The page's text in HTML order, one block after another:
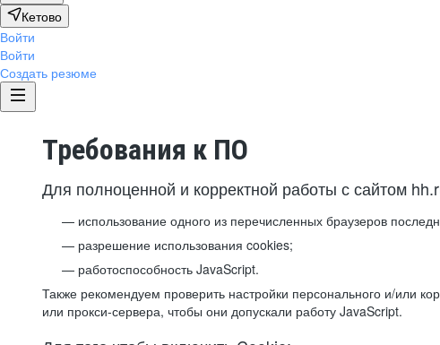
Кетово
Войти
Войти
Создать резюме
Требования к ПО
Для полноценной и корректной работы с сайтом
использование одного из перечисленных браузеров
разрешение использования cookies;
работоспособность JavaScript.
Также рекомендуем проверить настройки персонального и/или
или прокси-сервера, чтобы они допускали работу JavaScript.